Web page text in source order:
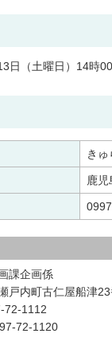
日（土曜日）14時
き
鹿
課企画係
戸内町古仁屋船津
72-1112
72-1120